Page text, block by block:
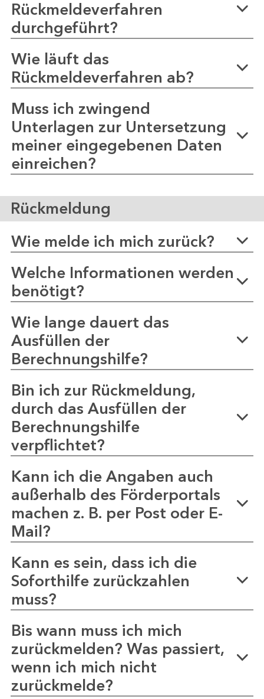
Rückmeldeverfahren
durchgeführt?
Wie läuft das
Rückmeldeverfahren ab?
Muss ich zwingend
Unterlagen zur Untersetzung
meiner eingegebenen Daten
einreichen?
Rückmeldung
Wie melde ich mich zurück?
Welche Informationen werden
benötigt?
Wie lange dauert das
Ausfüllen der
Berechnungshilfe?
Bin ich zur Rückmeldung,
durch das Ausfüllen der
Berechnungshilfe
verpflichtet?
Kann ich die Angaben auch
außerhalb des Förderportals
machen z. B. per Post oder E-
Mail?
Kann es sein, dass ich die
Soforthilfe zurückzahlen
muss?
Bis wann muss ich mich
zurückmelden? Was passiert,
wenn ich mich nicht
zurückmelde?